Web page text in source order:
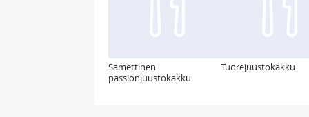
Samettinen
passionjuustokakku
Tuorejuustokakku